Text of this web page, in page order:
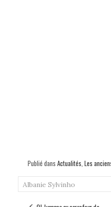
Publié dans Actualités Les
Albanie Sylvinho